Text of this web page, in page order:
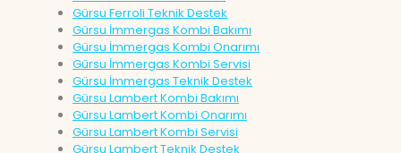
Gürsu Ferroli Teknik Destek
Gürsu İmmergas Kombi Bakımı
Gürsu İmmergas Kombi Onarımı
Gürsu İmmergas Kombi Servisi
Gürsu İmmergas Teknik Destek
Gürsu Lambert Kombi Bakımı
Gürsu Lambert Kombi Onarımı
Gürsu Lambert Kombi Servisi
Gürsu Lambert Teknik Destek